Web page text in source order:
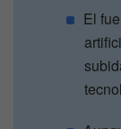
El